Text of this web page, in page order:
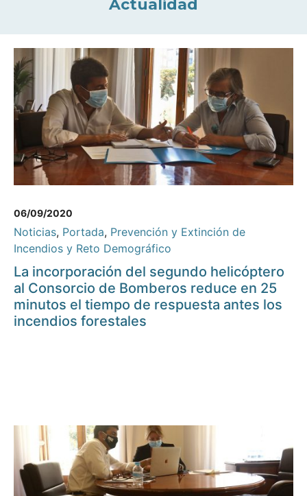
Actualidad
06/09/2020
Noticias, Portada, Prevención y Extinción de
Incendios y Reto Demográfico
La incorporación del segundo helicóptero
al Consorcio de Bomberos reduce en 25
minutos el tiempo de respuesta antes los
incendios forestales